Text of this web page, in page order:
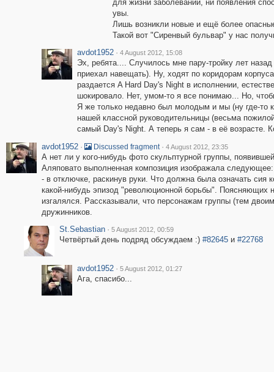
для жизни заболеваний, ни появления
увы.
Лишь возникли новые и ещё более
Такой вот "Сиренвый бульвар" у нас
avdot1952 · 4 August 2012, 15:08
Эх, ребята.... Случилось мне пару-тройку лет
приехал навещать). Ну, ходят по коридорам
раздается A Hard Day's Night в исполнении,
шокировало. Нет, умом-то я все понимаю... Но,
Я же только недавно был молодым и мы (ну где-то
нашей классной руководительницы (весьма
самый Day's Night. А теперь я сам - в её возрасте.
avdot1952 · Discussed fragment · 4 August 2012, 23:35
А нет ли у кого-нибудь фото скульптурной группы,
Аляповато выполненная композиция изображала
- в отключке, раскинув руки. Что должна была означать сия
какой-нибудь эпизод "революционной борьбы". Поясняющих
изгалялся. Рассказывали, что персонажам группы (тем
дружинников.
St.Sebastian · 5 August 2012, 00:59
Четвёртый день подряд обсуждаем :) #82645и #22768
avdot1952 · 5 August 2012, 01:27
Ага, спасибо...